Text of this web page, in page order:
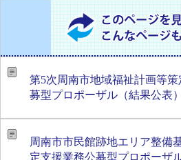
第5次周南市地域福祉計画等
募型プロポーザル（結果公表
周南市市民館跡地エリア整備
定支援業務公募型プロポーザ